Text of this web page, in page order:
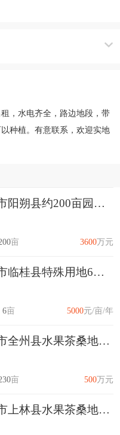
，水电齐全，路边地段，带
种植。有意联系，欢迎实地
广西省桂林市阳朔县约200亩园林包括庄园资产打包转让
3600万元
亩
广西省桂林市临桂县特殊用地6亩出租
5000元/亩/年
6亩
广西省桂林市全州县水果茶桑地230亩转让
500万元
亩
广西省南宁市上林县水果茶桑地160平方转让